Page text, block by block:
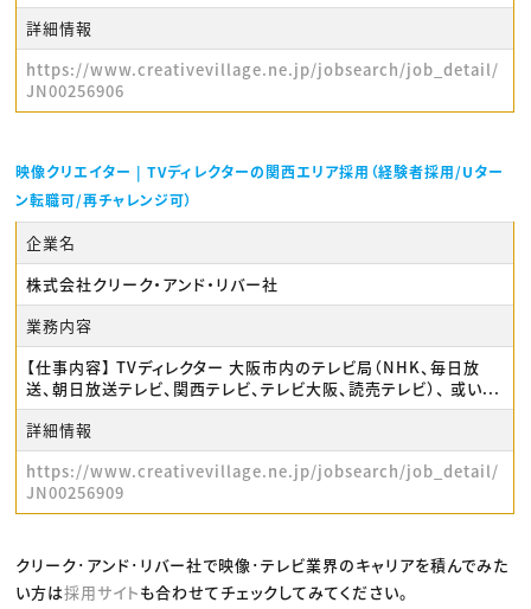
詳細情報
https://www.creativevillage.ne.jp/jobsearch/job_detail/
JN00256906
映像クリエイター | TVディレクターの関西エリア採用（経験者採用/Uター
ン転職可/再チャレンジ可）
企業名
株式会社クリーク・アンド・リバー社
業務内容
【仕事内容】 TVディレクター 大阪市内のテレビ局（NHK、毎日放
送、朝日放送テレビ、関西テレビ、テレビ大阪、読売テレビ）、 或い...
詳細情報
https://www.creativevillage.ne.jp/jobsearch/job_detail/
JN00256909
クリーク･アンド･リバー社で映像･テレビ業界のキャリアを積んでみた
い方は採用サイトも合わせてチェックしてみてください。